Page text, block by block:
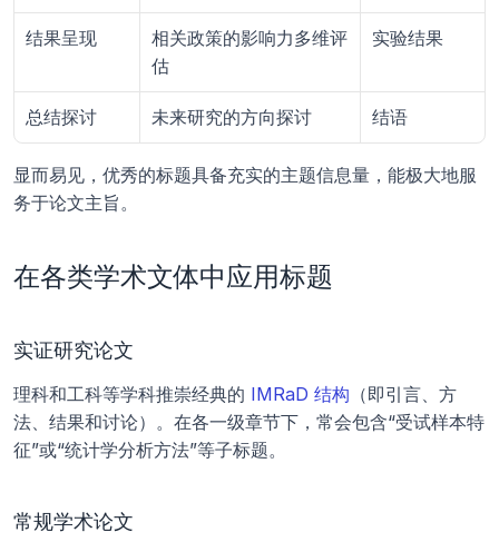
结果呈现
相关政策的影响力多维评
估
实验结果
总结探讨 未来研究的方向探讨 结语
显而易见，优秀的标题具备充实的主题信息量，能极大地服
务于论文主旨。
在各类学术文体中应用标题
实证研究论文
理科和工科等学科推崇经典的 IMRaD 结构 （即引言、方
法、结果和讨论）。在各一级章节下，常会包含“受试样本特
征”或“统计学分析方法”等子标题。
常规学术论文